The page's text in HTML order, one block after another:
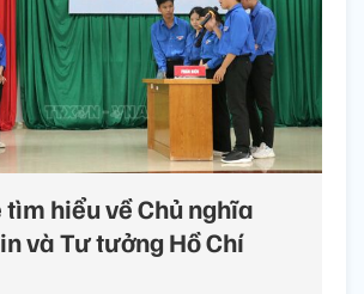
tìm hiểu về Chủ nghĩa
và Tư tưởng Hồ Chí